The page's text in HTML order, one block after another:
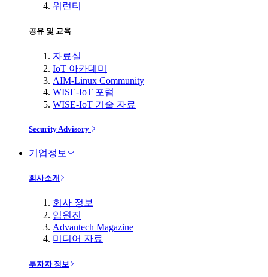
워런티
공유 및 교육
자료실
IoT 아카데미
AIM-Linux Community
WISE-IoT 포럼
WISE-IoT 기술 자료
Security Advisory
기업정보
회사소개
회사 정보
임원진
Advantech Magazine
미디어 자료
투자자 정보